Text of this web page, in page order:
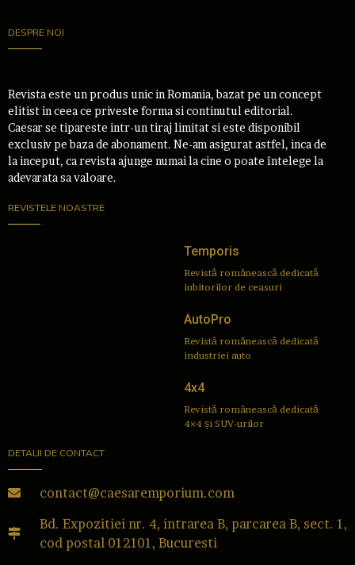
DESPRE NOI
Revista este un produs unic in Romania, bazat pe un concept
elitist in ceea ce priveste forma si continutul editorial.
Caesar se tipareste intr-un tiraj limitat si este disponibil
exclusiv pe baza de abonament. Ne-am asigurat astfel, inca de
la inceput, ca revista ajunge numai la cine o poate întelege la
adevarata sa valoare.
REVISTELE NOASTRE
Temporis
Revistă românească dedicată
iubitorilor de ceasuri
AutoPro
Revistă românească dedicată
industriei auto
4x4
Revistă românească dedicată
4×4 și SUV-urilor
DETALII DE CONTACT
contact@caesaremporium.com
Bd. Expozitiei nr. 4, intrarea B, parcarea B, sect. 1,
cod postal 012101, Bucuresti